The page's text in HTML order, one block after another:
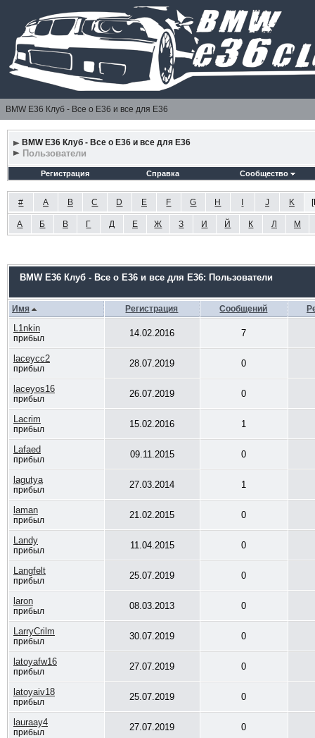
BMW E36 Клуб - Все о Е36 и все для Е36
BMW E36 Клуб - Все о Е36 и все для Е36
Пользователи
Регистрация Справка Сообщество
# A B C D E F G H J K [
А Б В Г Д Е Ж З И Й К Л М
BMW E36 Клуб - Все о Е36 и все для Е36: Пользователи
Имя Регистрация Сообщений
L1nkin
прибыл 14.02.2016 7
laceycc2
прибыл 28.07.2019 0
laceyos16
прибыл 26.07.2019 0
Lacrim
прибыл 15.02.2016 1
Lafaed
прибыл 09.11.2015 0
lagutya
прибыл 27.03.2014 1
laman
прибыл 21.02.2015 0
Landy
прибыл 11.04.2015 0
Langfelt
прибыл 25.07.2019 0
laron
прибыл 08.03.2013 0
LarryCrilm
прибыл 30.07.2019 0
latoyafw16
прибыл 27.07.2019 0
latoyaiv18
прибыл 25.07.2019 0
lauraay4
прибыл 27.07.2019 0